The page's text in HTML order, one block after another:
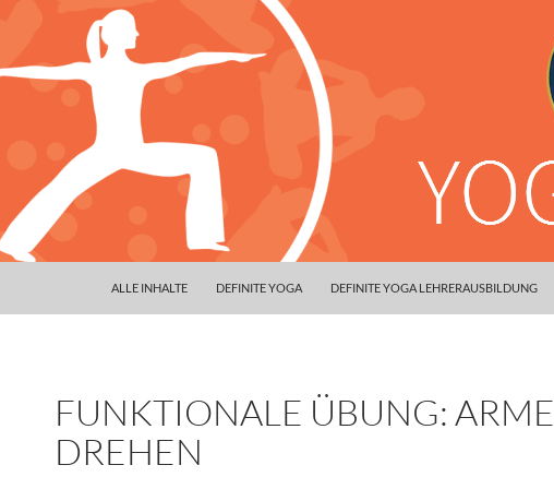
ALLE INHALTE DEFINITE YOGA DEFINITE YOGA LEHRERAUSBILDUNG
FUNKTIONALE ÜBUNG: ARME
DREHEN